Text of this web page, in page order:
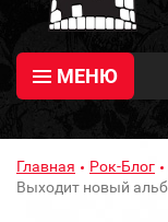
МЕНЮ
Главная Рок-Блог
Выходит новый